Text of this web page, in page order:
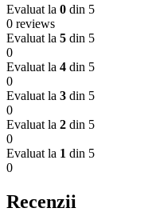
Evaluat la 0 din 5
0 reviews
Evaluat la 5 din 5
0
Evaluat la 4 din 5
0
Evaluat la 3 din 5
0
Evaluat la 2 din 5
0
Evaluat la 1 din 5
0
Recenzii